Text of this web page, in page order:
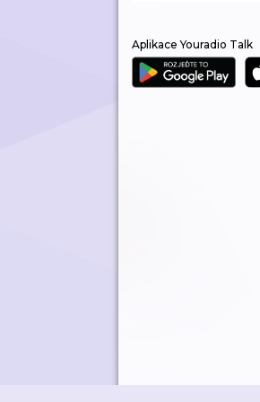
Aplikace Youradio Talk